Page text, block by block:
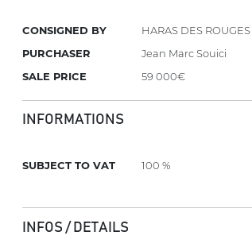
CONSIGNED BY
HARAS DES ROUGES
PURCHASER
Jean Marc Souici
SALE PRICE
59 000€
INFORMATIONS
SUBJECT TO VAT 100 %
INFOS / DETAILS